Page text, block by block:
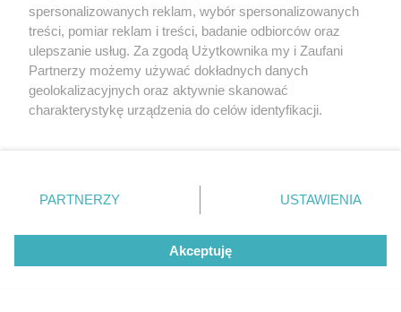
tym także elektroniczny lub mechaniczny) na jakimkolwiek polu
eksploatacji w jakiejkolwiek formie, włącznie z umieszczaniem w
Internecie bez pisemnej zgody właściciela praw. Jakiekolwiek użycie lub
spersonalizowanych reklam, wybór spersonalizowanych
treści, pomiar reklam i treści, badanie odbiorców oraz
ulepszanie usług. Za zgodą Użytkownika my i Zaufani
Partnerzy możemy używać dokładnych danych
geolokalizacyjnych oraz aktywnie skanować
charakterystykę urządzenia do celów identyfikacji.
zmienić/wycofać klikając przycisk ustawień prywatności
znajdujący się w lewym dolnym rogu strony
rodzaje przetwarzania danych nie wymagają zgody
użytkownika, ale masz prawo sprzeciwić się takiemu
przetwarzaniu. Preferencje będą miały zastosowanie tylko
PARTNERZY USTAWIENIA
Akceptuję